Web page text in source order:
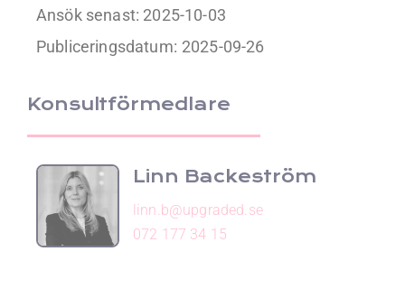
Ansök senast: 2025-10-03
Publiceringsdatum: 2025-09-26
Konsultförmedlare
Linn Backeström
linn.b@upgraded.se
072 177 34 15